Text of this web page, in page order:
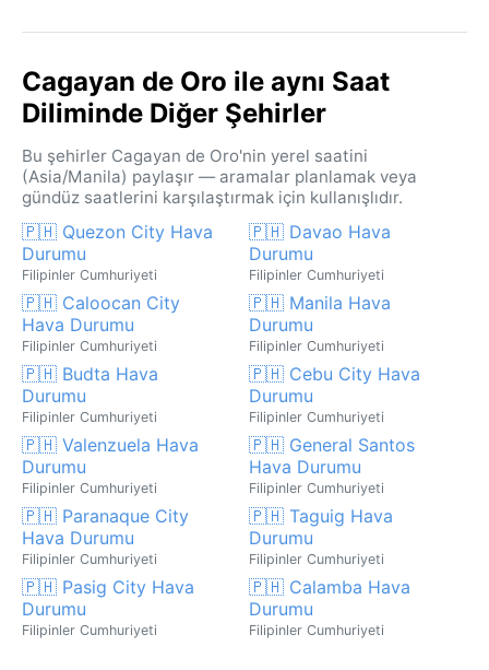
Cagayan de Oro ile aynı Saat
Diliminde Diğer Şehirler
Bu şehirler Cagayan de Oro'nin yerel saatini
(Asia/Manila) paylaşır — aramalar planlamak veya
gündüz saatlerini karşılaştırmak için kullanışlıdır.
🇵🇭 Quezon City Hava
Durumu
Filipinler Cumhuriyeti
🇵🇭 Davao Hava
Durumu
Filipinler Cumhuriyeti
🇵🇭 Caloocan City
Hava Durumu
Filipinler Cumhuriyeti
🇵🇭 Manila Hava
Durumu
Filipinler Cumhuriyeti
🇵🇭 Budta Hava
Durumu
Filipinler Cumhuriyeti
🇵🇭 Cebu City Hava
Durumu
Filipinler Cumhuriyeti
🇵🇭 Valenzuela Hava
Durumu
Filipinler Cumhuriyeti
🇵🇭 General Santos
Hava Durumu
Filipinler Cumhuriyeti
🇵🇭 Paranaque City
Hava Durumu
Filipinler Cumhuriyeti
🇵🇭 Taguig Hava
Durumu
Filipinler Cumhuriyeti
🇵🇭 Pasig City Hava
Durumu
Filipinler Cumhuriyeti
🇵🇭 Calamba Hava
Durumu
Filipinler Cumhuriyeti